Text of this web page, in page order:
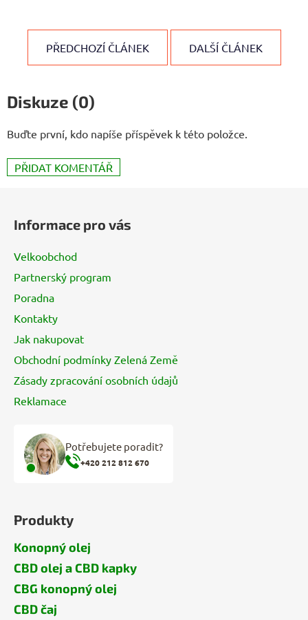
PŘEDCHOZÍ ČLÁNEK DALŠÍ ČLÁNEK
Diskuze (0)
Buďte první, kdo napíše příspěvek k této položce.
PŘIDAT KOMENTÁŘ
Informace pro vás
Velkoobchod
Partnerský program
Poradna
Kontakty
Jak nakupovat
Obchodní podmínky Zelená Země
Zásady zpracování osobních údajů
Reklamace
Potřebujete poradit?
+420 212 812 670
Produkty
Konopný olej
CBD olej a CBD kapky
CBG konopný olej
CBD čaj